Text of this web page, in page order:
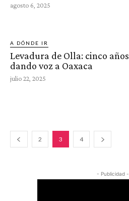
agosto 6, 2025
A DÓNDE IR
Levadura de Olla: cinco años
dando voz a Oaxaca
julio 22, 2025
2 3 4
- Publicidad -